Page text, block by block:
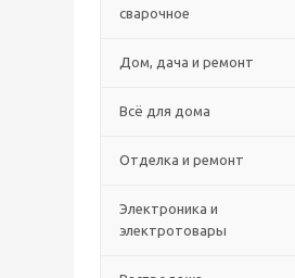
сварочное
Дом, дача и ремонт
Всё для дома
Отделка и ремонт
Электроника и
электротовары